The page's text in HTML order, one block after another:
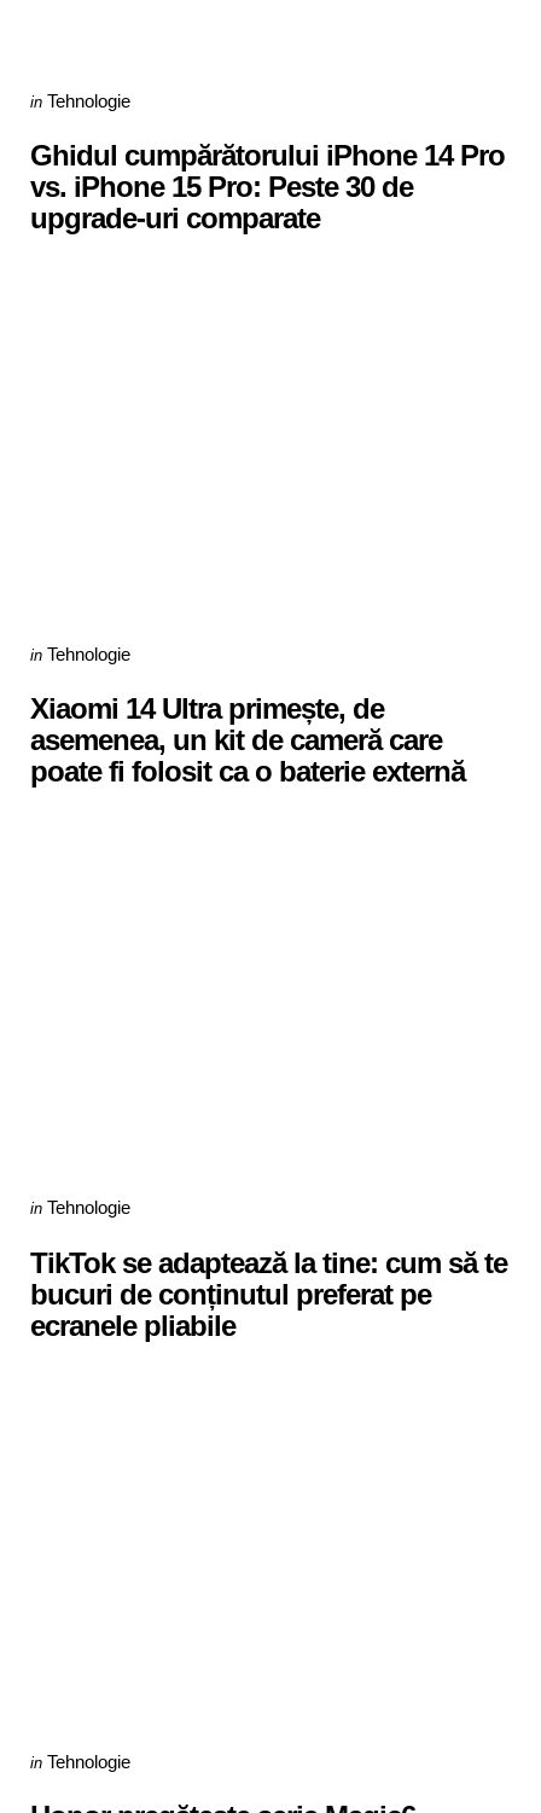
Categories
Posted
in Tehnologie
Ghidul cumpărătorului iPhone 14 Pro
vs. iPhone 15 Pro: Peste 30 de
upgrade-uri comparate
Categories
Posted
in Tehnologie
Xiaomi 14 Ultra primește, de
asemenea, un kit de cameră care
poate fi folosit ca o baterie externă
Categories
Posted
in Tehnologie
TikTok se adaptează la tine: cum să te
bucuri de conținutul preferat pe
ecranele pliabile
Categories
Posted
in Tehnologie